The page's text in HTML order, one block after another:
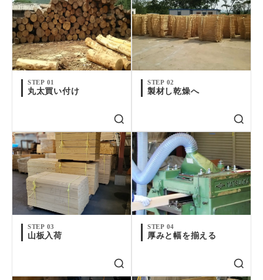
STEP 01
丸太買い付け
STEP 02
製材し乾燥へ
STEP 03
山板入荷
STEP 04
厚みと幅を揃える